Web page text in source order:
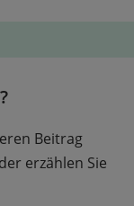
Beitrag
erzählen Sie